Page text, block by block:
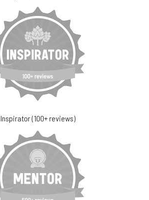
Inspirator (100+ reviews)